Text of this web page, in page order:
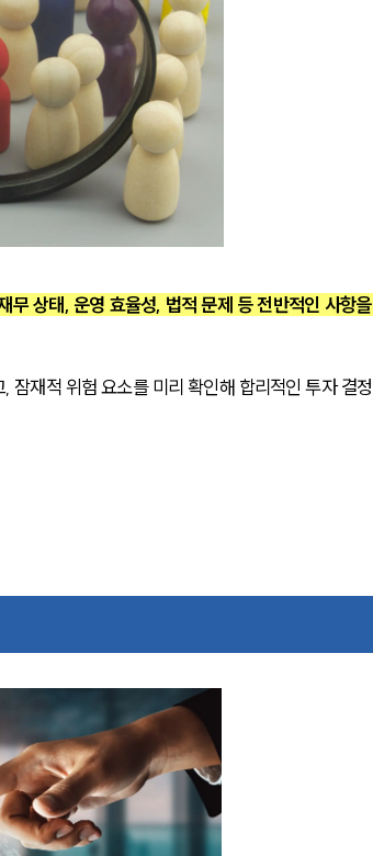
무 상태, 운영 효율성, 법적 문제 등 전반적인 사항
잠재적 위험 요소를 미리 확인해 합리적인 투자 결